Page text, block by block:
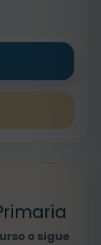
o sigue